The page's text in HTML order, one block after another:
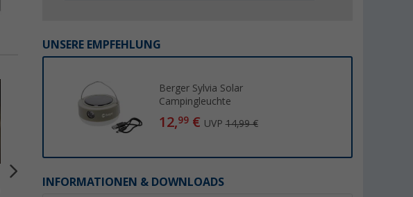
UNSERE EMPFEHLUNG
Berger Sylvia Solar
Campingleuchte
12,99€ UVP14,99 €
INFORMATIONEN & DOWNLOADS
Berger Hopuni Pro LED
%
Berger Gilmor 3-in-1 Akku-